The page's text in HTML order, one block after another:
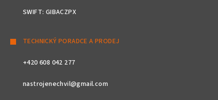
SWIFT: GIBACZPX
TECHNICKÝ PORADCE A PRODEJ
+420 608 042 277
nastrojenechvil@gmail.com